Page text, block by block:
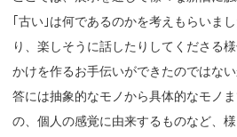
｢古い｣は何であるのかを考えもらいま
り、楽しそうに話したりしてくださる
かけを作るお手伝いができたのではな
答には抽象的なモノから具体的なモノ
の、個人の感覚に由来するものなど、様